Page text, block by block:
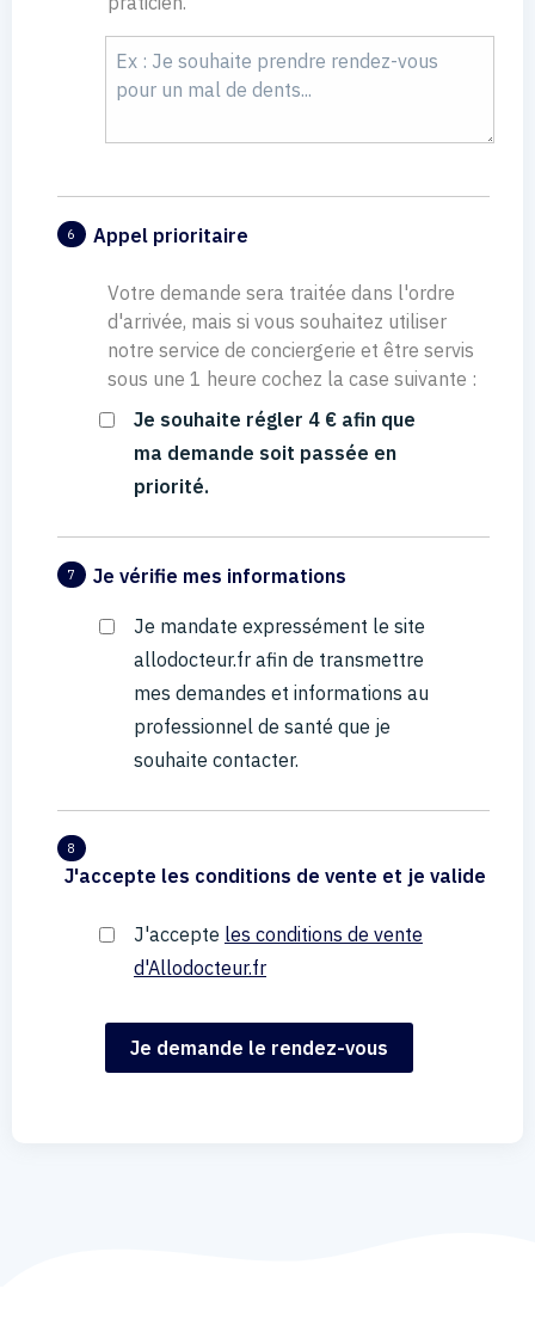
6 Appel prioritaire
Votre demande sera traitée dans l'ordre
d'arrivée, mais si vous souhaitez utiliser
notre service de conciergerie et être servis
sous une 1 heure cochez la case suivante :
Je souhaite régler 4 € afin que
ma demande soit passée en
priorité.
7 Je vérifie mes informations
Je mandate expressément le site
allodocteur.fr afin de transmettre
mes demandes et informations au
professionnel de santé que je
souhaite contacter.
8
J'accepte les conditions de vente et je valide
J'accepte les conditions de vente
d'Allodocteur.fr